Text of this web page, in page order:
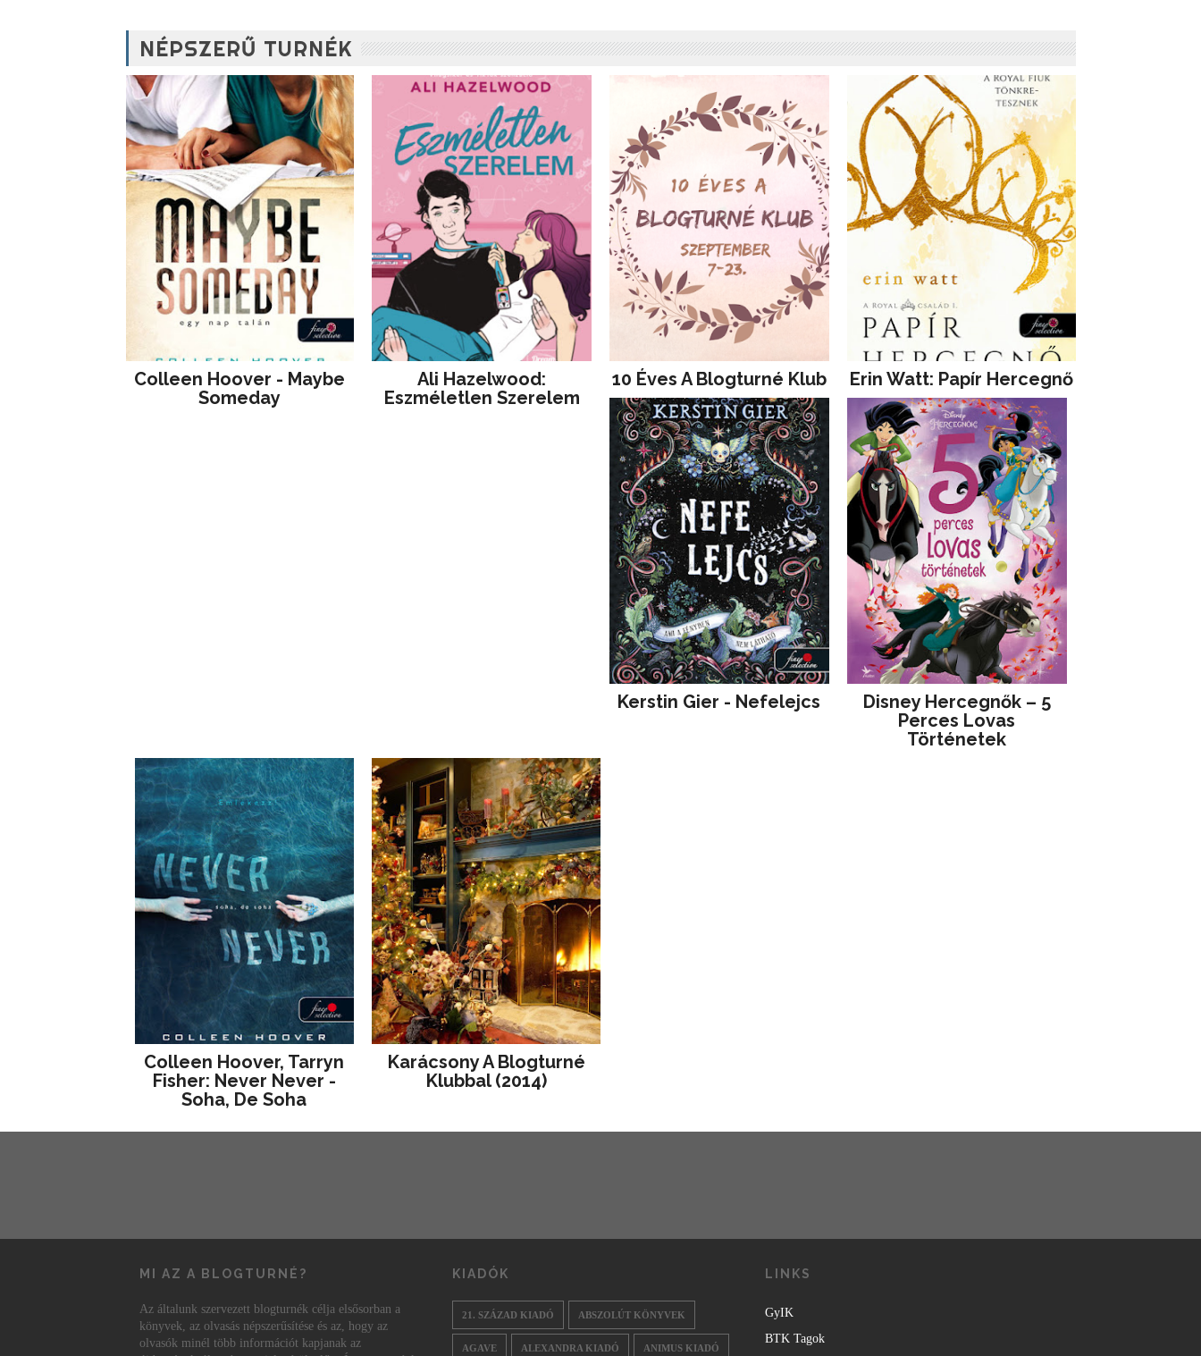
NÉPSZERŰ TURNÉK
Colleen Hoover - Maybe
Someday
Ali Hazelwood:
Eszméletlen Szerelem
10 Éves A Blogturné Klub Erin Watt: Papír Hercegnő
Kerstin Gier - Nefelejcs
Disney ​Hercegnők – 5
Perces Lovas
Történetek
Colleen Hoover, Tarryn
Fisher: Never Never -
Soha, De Soha
Karácsony A Blogturné
Klubbal (2014)
MI AZ A BLOGTURNÉ?
Az általunk szervezett blogturnék célja elsősorban a
könyvek, az olvasás népszerűsítése és az, hogy az
olvasók minél több információt kapjanak az
KIADÓK
21. SZÁZAD KIADÓ ABSZOLÚT KÖNYVEK
AGAVE ALEXANDRA KIADÓ ANIMUS KIADÓ
LINKS
GyIK
BTK Tagok